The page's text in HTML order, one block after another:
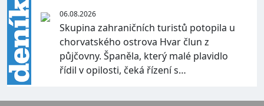
06.08.2026
Skupina zahraničních turistů potopila u
chorvatského ostrova Hvar člun z
půjčovny. Španěla, který malé plavidlo
řídil v opilosti, čeká řízení s…